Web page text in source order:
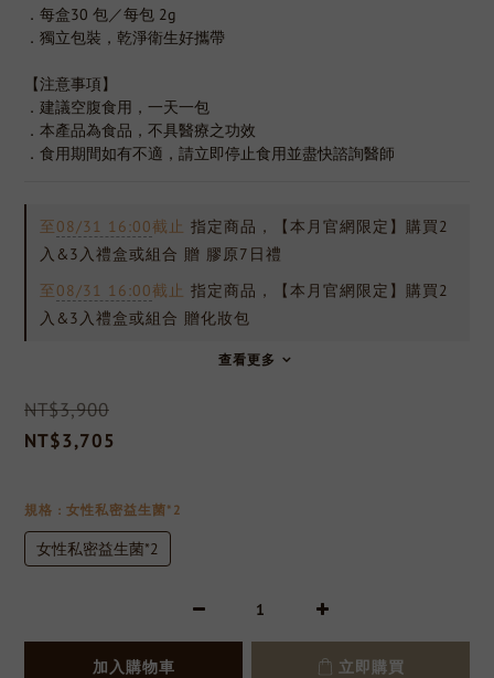
．每盒30 包／每包 2g
．獨立包裝，乾淨衛生好攜帶
【注意事項】
．建議空腹食用，一天一包
．本產品為食品，不具醫療之功效
．食用期間如有不適，請立即停止食用並盡快諮詢醫師
至08/31 16:00截止 指定商品，【本月官網限定】購買2
入&3入禮盒或組合 贈 膠原7日禮
至08/31 16:00截止 指定商品，【本月官網限定】購買2
入&3入禮盒或組合 贈化妝包
查看更多
NT$3,900
NT$3,705
規格 : 女性私密益生菌*2
女性私密益生菌*2
加入購物車 立即購買